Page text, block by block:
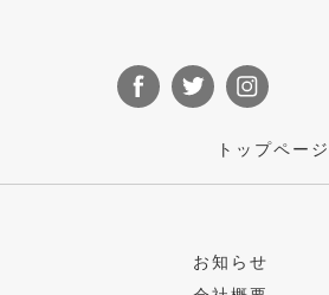
トップページ
お知らせ